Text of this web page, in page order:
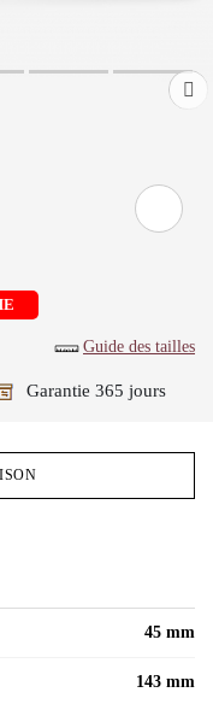
Guide des tailles
Garantie 365 jours
45 mm
143 mm